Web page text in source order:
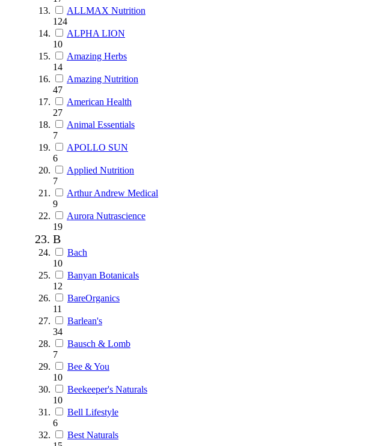
ALLMAX Nutrition
124
ALPHA LION
10
Amazing Herbs
14
Amazing Nutrition
47
American Health
27
Animal Essentials
7
APOLLO SUN
6
Applied Nutrition
7
Arthur Andrew Medical
9
Aurora Nutrascience
19
B
Bach
10
Banyan Botanicals
12
BareOrganics
11
Barlean's
34
Bausch & Lomb
7
Bee & You
10
Beekeeper's Naturals
10
Bell Lifestyle
6
Best Naturals